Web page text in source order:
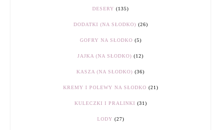
DESERY (135)
DODATKI (NA SŁODKO) (26)
GOFRY NA SŁODKO (5)
JAJKA (NA SŁODKO) (12)
KASZA (NA SŁODKO) (36)
KREMY I POLEWY NA SŁODKO (21)
KULECZKI I PRALINKI (31)
LODY (27)